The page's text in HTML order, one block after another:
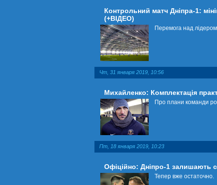
Контрольний матч Дніпра-1:
(+ВІДЕО)
Перемога над лідером
Чт, 31 января 2019, 10:56
Михайленко: Комплектація
Про плани команди
Пт, 18 января 2019, 10:23
Офіційно: Дніпро-1 залишають
Тепер вже остаточно.